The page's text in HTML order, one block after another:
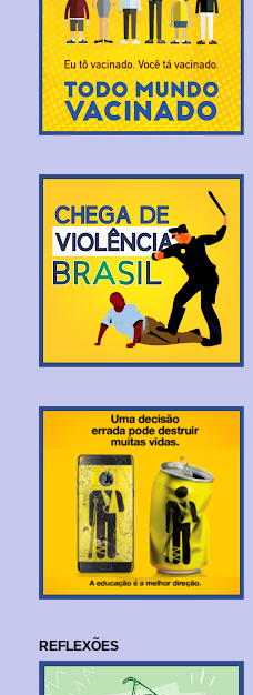
REFLEXÕES